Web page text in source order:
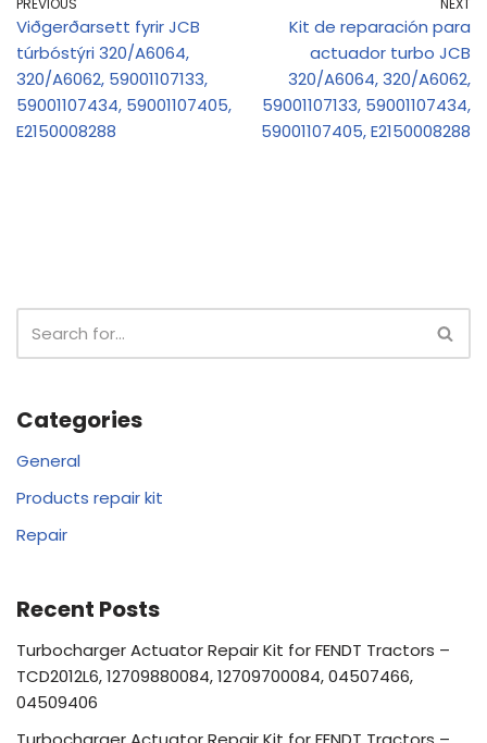
PREVIOUS
Viðgerðarsett fyrir JCB
túrbóstýri 320/A6064,
320/A6062, 59001107133,
59001107434, 59001107405,
E2150008288
NEXT
Kit de reparación para
actuador turbo JCB
320/A6064, 320/A6062,
59001107133, 59001107434,
59001107405, E2150008288
Categories
General
Products repair kit
Repair
Recent Posts
Turbocharger Actuator Repair Kit for FENDT Tractors –
TCD2012L6, 12709880084, 12709700084, 04507466,
04509406